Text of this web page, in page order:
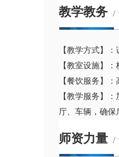
教学教务 /
【教学方式】
【教室设施】
【餐饮服务】
【教学服务】
厅、车辆，确保
师资力量 /